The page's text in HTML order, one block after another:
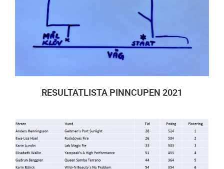
RESULTATLISTA PINNCUPEN 2021